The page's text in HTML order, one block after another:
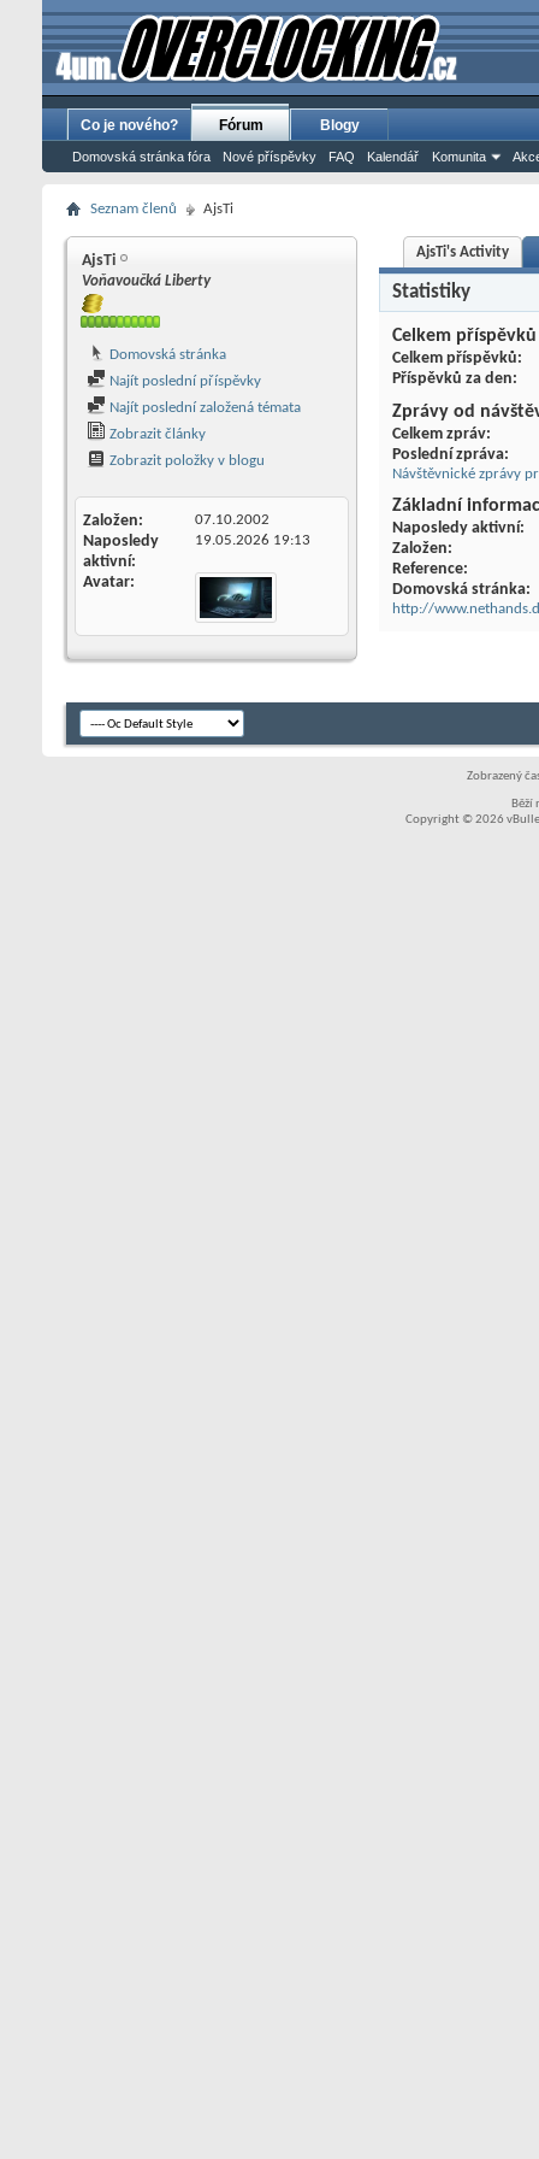
Co je nového? Fórum
Domovská stránka fóra Nové příspěvky FAQ Kalendář Komunita
Blogy
Seznam členů AjsTi
AjsTi
Voňavoučká Liberty
Domovská stránka
Najít poslední příspěvky
Najít poslední založená témata
Zobrazit články
Zobrazit položky v blogu
Založen 07.10.2002
Naposledy
aktivní
19.05.2026 19:13
Avatar
AjsTi's Activity
Statistiky
Celkem příspěvků
Celkem příspěvků
Příspěvků za den
Zprávy od
Celkem zpráv
Poslední zpráva
Návštěvnické zprávy
Základní
Naposledy aktivní
Založen
Reference
Domovská stránka
http://
Zobrazený
Běží
Copyright © 2026